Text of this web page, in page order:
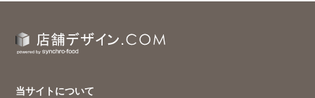
当サイトについて